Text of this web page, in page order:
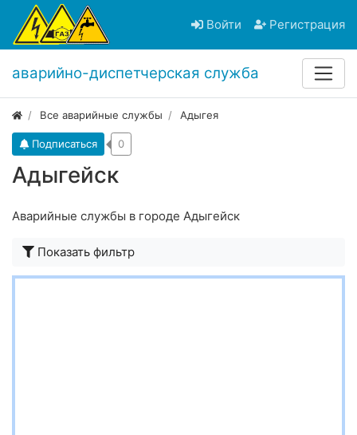
Войти Регистрация
аварийно-диспетчерская служба
Все аварийные службы Адыгея
Адыгейск
Подписаться 0
Аварийные службы в городе Адыгейск
Показать фильтр